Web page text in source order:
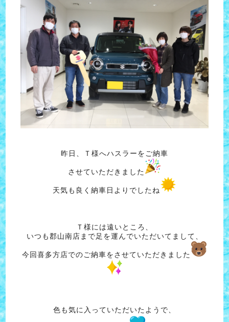
昨日、Ｔ様へハスラーをご納車
させていただきました
天気も良く納車日よりでしたね
Ｔ様には遠いところ、
いつも郡山南店まで足を運んでいただいてまして、
今回喜多方店でのご納車をさせていただきました
色も気に入っていただいたようで、